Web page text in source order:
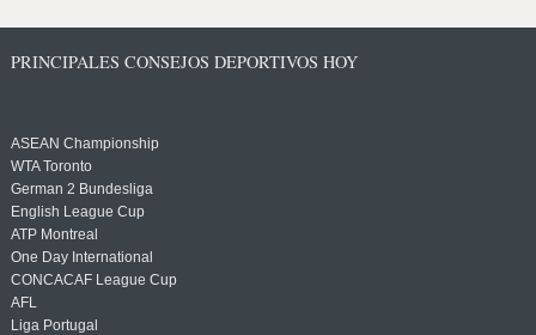
PRINCIPALES CONSEJOS DEPORTIVOS HOY
ASEAN Championship
WTA Toronto
German 2 Bundesliga
English League Cup
ATP Montreal
One Day International
CONCACAF League Cup
AFL
Liga Portugal